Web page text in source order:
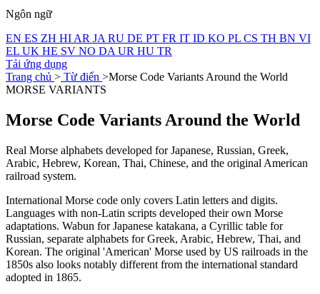
Ngôn ngữ
EN ES ZH HI AR JA RU DE PT FR IT ID KO PL CS TH BN VI
EL UK HE SV NO DA UR HU TR
Tải ứng dụng
Trang chủ > Từ điển >Morse Code Variants Around the World
MORSE VARIANTS
Morse Code Variants Around the World
Real Morse alphabets developed for Japanese, Russian, Greek,
Arabic, Hebrew, Korean, Thai, Chinese, and the original American
railroad system.
International Morse code only covers Latin letters and digits.
Languages with non-Latin scripts developed their own Morse
adaptations. Wabun for Japanese katakana, a Cyrillic table for
Russian, separate alphabets for Greek, Arabic, Hebrew, Thai, and
Korean. The original 'American' Morse used by US railroads in the
1850s also looks notably different from the international standard
adopted in 1865.